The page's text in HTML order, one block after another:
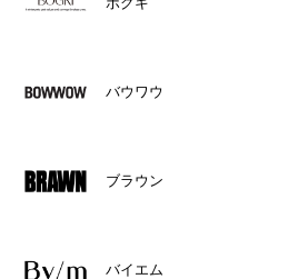
バウワウ
ブラウン
バイエム